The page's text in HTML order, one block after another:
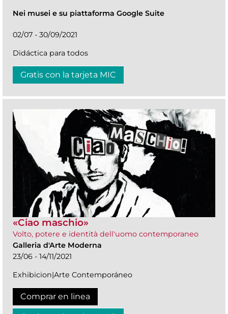
Nei musei e su piattaforma Google Suite
02/07 - 30/09/2021
Didáctica para todos
Gratis con la tarjeta MIC
«Ciao maschio»
Volto, potere e identità dell'uomo contemporaneo
Galleria d'Arte Moderna
23/06 - 14/11/2021
Exhibicion|Arte Contemporáneo
Comprar en linea